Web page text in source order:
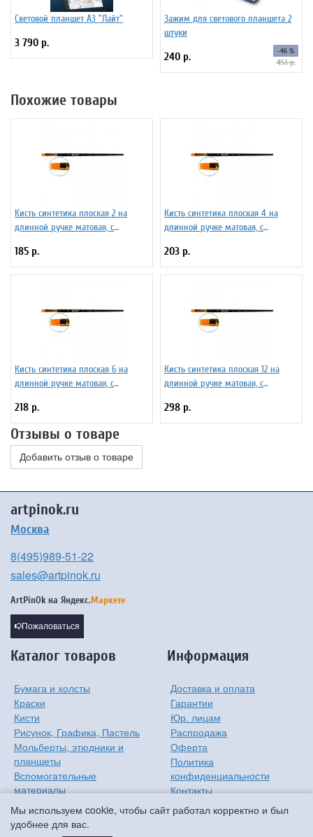
Мы используем cookie, чтобы сайт работал корректно и был
удобнее для вас.
Световой планшет А3 "Лайт"
3 790 р.
Зажим для светового планшета 2
штуки
240 р. -46 %
451 р.
Похожие товары
Кисть синтетика плоская 2 на
длинной ручке матовая, с
ЖС2-02,07Ж
185 р.
Кисть синтетика плоская 4 на
длинной ручке матовая, с
ЖС2-04,07Ж
203 р.
Кисть синтетика плоская 6 на
длинной ручке матовая, с
ЖС2-06,07Ж
218 р.
Кисть синтетика плоская 12 на
длинной ручке матовая, с
ЖС2-12,07Ж
298 р.
Отзывы о товаре
Добавить отзыв о товаре
artpinok.ru
Москва
8(495)989-51-22
sales@artpinok.ru
ArtPinOk на Яндекс.Маркете
Пожаловаться
Каталог товаров
Бумага и холсты
Краски
Кисти
Рисунок, Графика, Пастель
Мольберты, этюдники и
планшеты
Вспомогательные
материалы
Хобби
Детям
Мастер-классы
Информация
Доставка и оплата
Гарантии
Юр. лицам
Распродажа
Оферта
Политика
конфиденциальности
Контакты
О компании